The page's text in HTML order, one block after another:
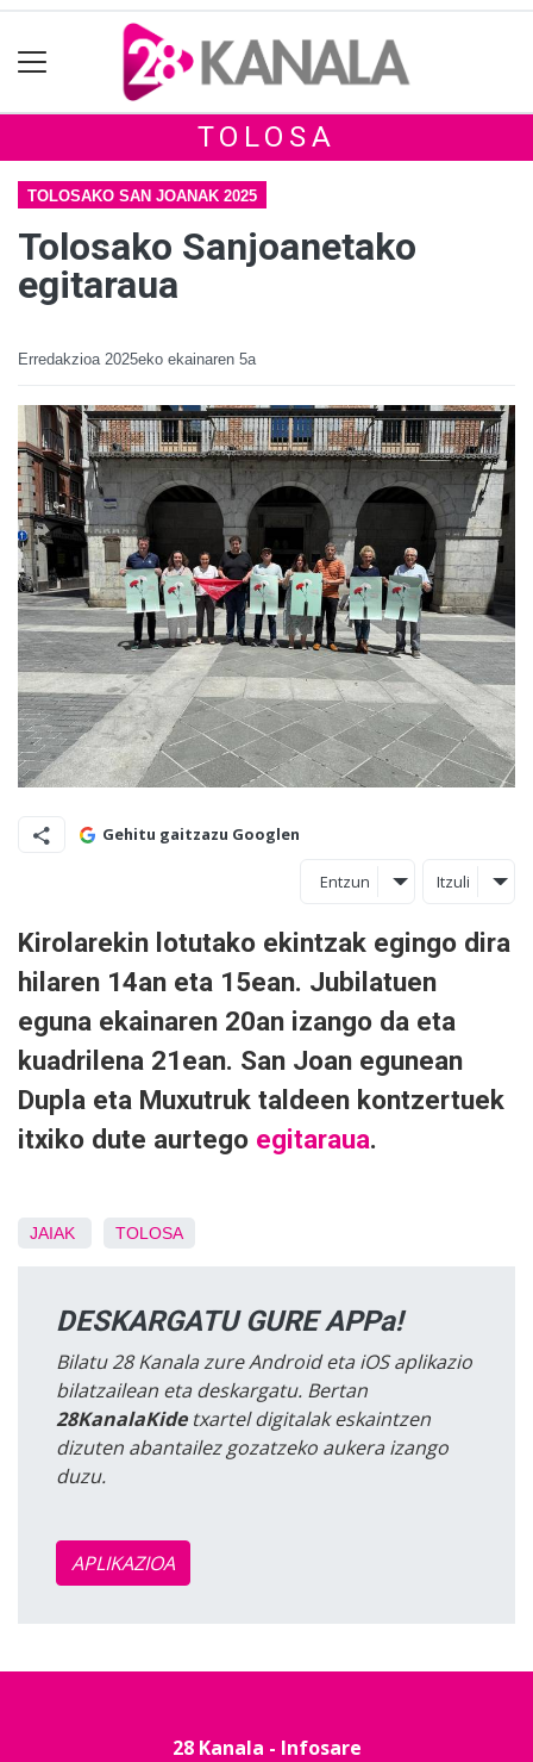
TOLOSA
TOLOSAKO SAN JOANAK 2025
Tolosako Sanjoanetako
egitaraua
Erredakzioa 2025eko ekainaren 5a
Gehitu gaitzazu Googlen
Entzun Itzuli
Kirolarekin lotutako ekintzak egingo dira
hilaren 14an eta 15ean. Jubilatuen
eguna ekainaren 20an izango da eta
kuadrilena 21ean. San Joan egunean
Dupla eta Muxutruk taldeen kontzertuek
itxiko dute aurtego egitaraua.
JAIAK TOLOSA
DESKARGATU GURE APPa!
Bilatu 28 Kanala zure Android eta iOS aplikazio
bilatzailean eta deskargatu. Bertan
28KanalaKidetxartel digitalak eskaintzen
dizuten abantailez gozatzeko aukera izango
duzu.
APLIKAZIOA
28 Kanala - Infosare